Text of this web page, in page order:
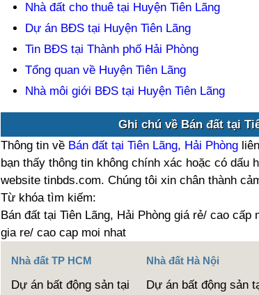
Nhà đất cho thuê tại Huyện Tiên Lãng
Dự án BĐS tại Huyện Tiên Lãng
Tin BĐS tại Thành phố Hải Phòng
Tổng quan về Huyện Tiên Lãng
Nhà môi giới BĐS tại Huyện Tiên Lãng
Ghi chú về Bán đất tại
Thông tin về Bán đất tại Tiên Lãng, Hải Phòng
bạn thấy thông tin không chính xác hoặc có dấu
website tinbds.com. Chúng tôi xin chân thành
Từ khóa tìm kiếm:
Bán đất tại Tiên Lãng, Hải Phòng giá rẻ/ cao
gia re/ cao cap moi nhat
Nhà đất TP HCM
Dự án bất động sản tại
Nhà đất Hà Nội
Dự án bất động sản